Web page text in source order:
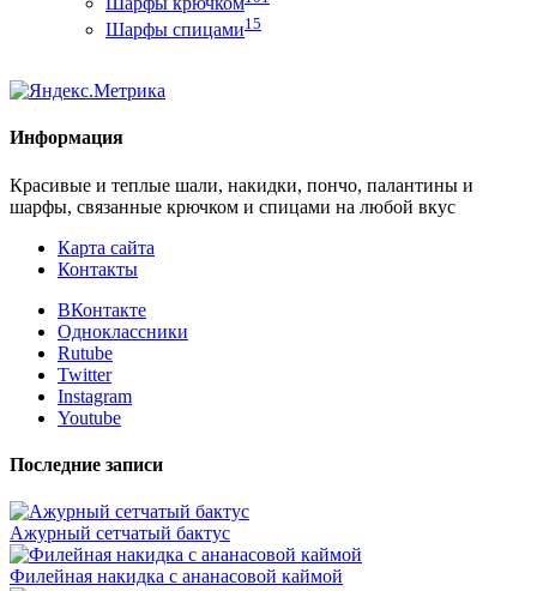
Шарфы спицами15
Информация
Красивые и теплые шали, накидки, пончо, палантины и
шарфы, связанные крючком и спицами на любой вкус
Карта сайта
Контакты
ВКонтакте
Одноклассники
Rutube
Twitter
Instagram
Youtube
Последние записи
Ажурный сетчатый бактус
Филейная накидка с ананасовой каймой